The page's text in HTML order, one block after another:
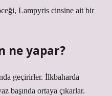
Lampyris cinsine ait bir
ne yapar?
geçirirler. İlkbaharda
başında ortaya çıkarlar.